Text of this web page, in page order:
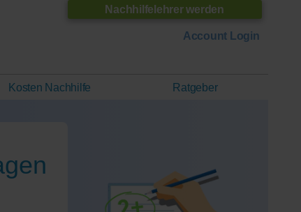
Nachhilfelehrer werden
Account Login
Kosten Nachhilfe Ratgeber